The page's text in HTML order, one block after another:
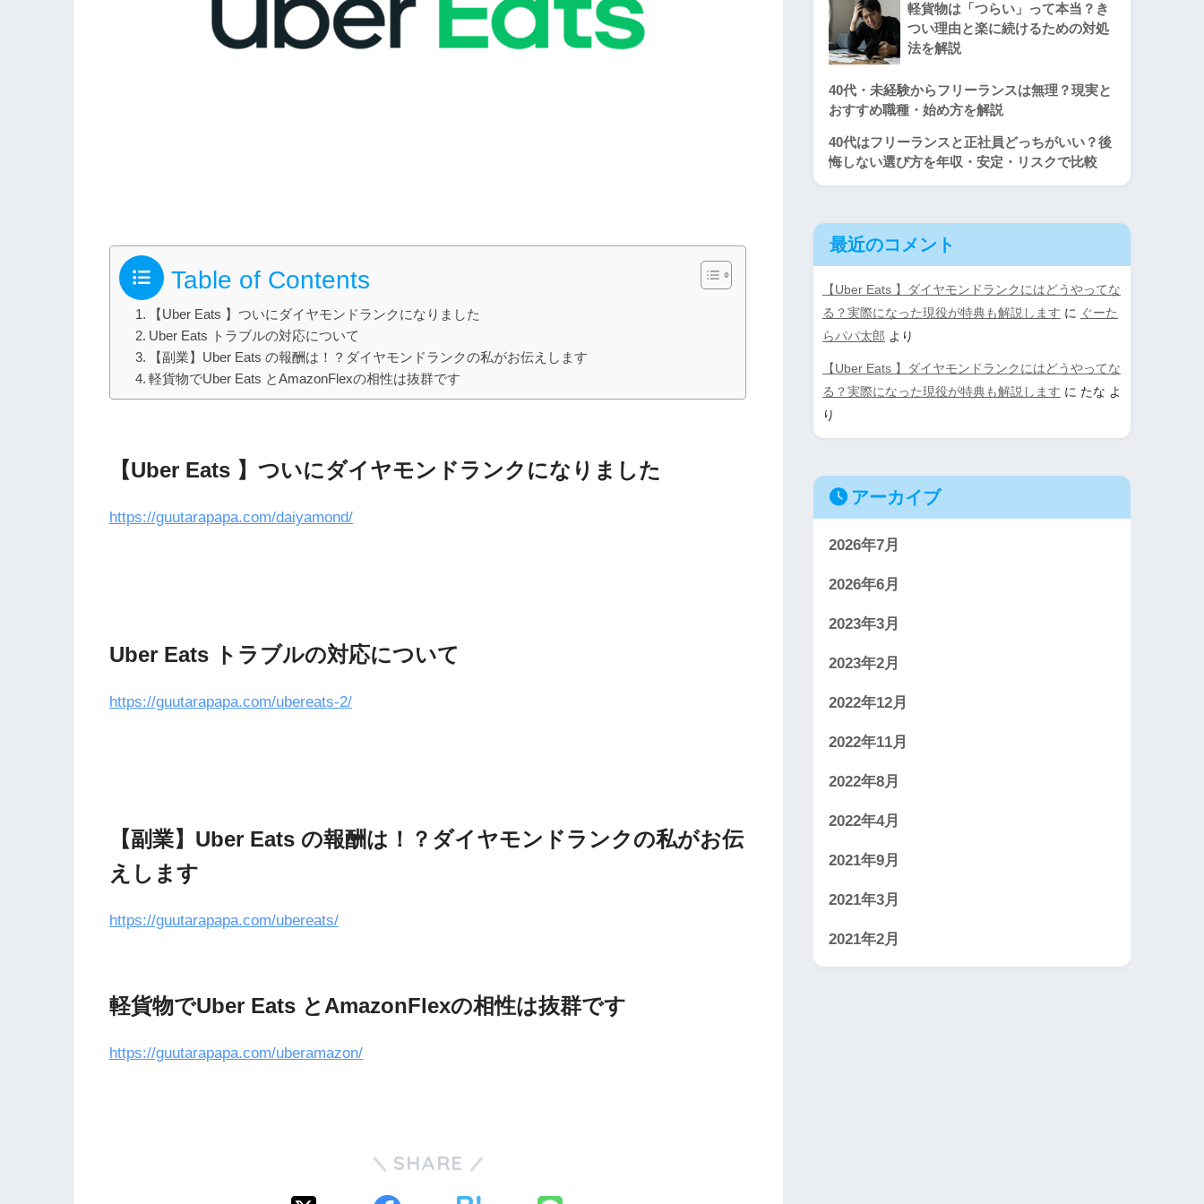
Table of Contents
【Uber Eats 】ついにダイヤモンドランクになりました
Uber Eats トラブルの対応について
【副業】Uber Eats の報酬は！？ダイヤモンドランクの私がお伝えします
軽貨物でUber Eats とAmazonFlexの相性は抜群です
【Uber Eats 】ついにダイヤモンドランクになりました
https://guutarapapa.com/daiyamond/
Uber Eats トラブルの対応について
https://guutarapapa.com/ubereats-2/
【副業】Uber Eats の報酬は！？ダイヤモンドランクの私がお伝
えします
https://guutarapapa.com/ubereats/
軽貨物でUber Eats とAmazonFlexの相性は抜群です
https://guutarapapa.com/uberamazon/
SHARE
軽貨物は「つらい」って本当？き
つい理由と楽に続けるための対処
法を解説
40代・未経験からフリーランスは無理？現実と
おすすめ職種・始め方を解説
40代はフリーランスと正社員どっちがいい？後
悔しない選び方を年収・安定・リスクで比較
最近のコメント
【Uber Eats 】ダイヤモンドランクにはどうやってな
る？実際になった現役が特典も解説します に ぐーた
らパパ太郎 より
【Uber Eats 】ダイヤモンドランクにはどうやってな
る？実際になった現役が特典も解説します に たな よ
り
アーカイブ
2026年7月
2026年6月
2023年3月
2023年2月
2022年12月
2022年11月
2022年8月
2022年4月
2021年9月
2021年3月
2021年2月